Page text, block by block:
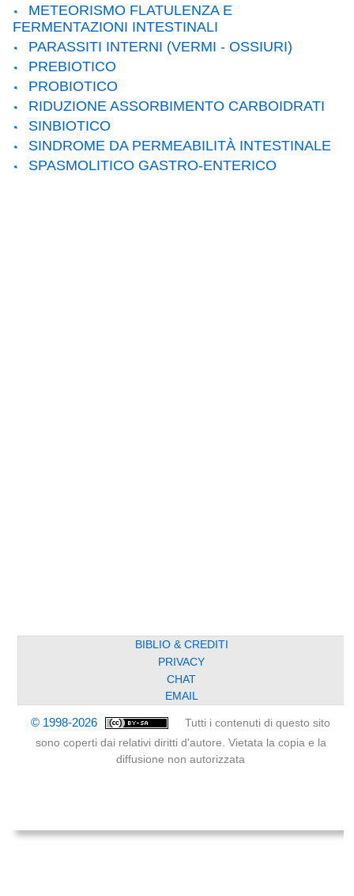
METEORISMO FLATULENZA E
FERMENTAZIONI INTESTINALI
PARASSITI INTERNI (VERMI - OSSIURI)
PREBIOTICO
PROBIOTICO
RIDUZIONE ASSORBIMENTO CARBOIDRATI
SINBIOTICO
SINDROME DA PERMEABILITÀ INTESTINALE
SPASMOLITICO GASTRO-ENTERICO
BIBLIO & CREDITI
PRIVACY
CHAT
EMAIL
© 1998-2026
Tutti i contenuti di questo sito
sono coperti dai relativi diritti d'autore. Vietata la copia e la
diffusione non autorizzata